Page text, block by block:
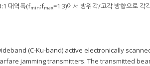
대역폭(fmin:fmax=1:3)에서 방위각/고각 방향으로 각
(C-Ku-band) active electronically
jamming transmitters. The transmitted